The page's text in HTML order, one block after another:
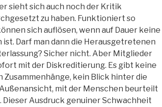
sieht sich auch noch der Kritik
zu haben. Funktioniert so
sich auflösen, wenn auf Dauer keine
Darf man dann die Herausgetretenen
Sicher nicht. Aber Mitglieder
mit der Diskreditierung. Es gibt keine
Zusammenhänge, kein Blick hinter die
Außenansicht, mit der Menschen beurteilt
Ausdruck genuiner Schwachheit